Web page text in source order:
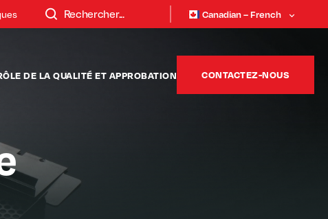
Canadian – French
DE LA QUALITÉ ET APPROBATION CONTACTEZ-NOUS